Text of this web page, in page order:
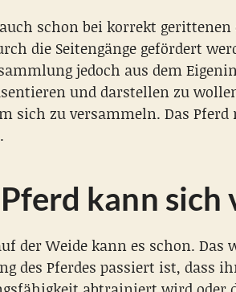
schon bei korrekt
die Seitengänge gefördert
jedoch aus dem
und darstellen zu
sich zu versammeln. Das
kann sich
der Weide kann es schon.
des Pferdes passiert ist, dass